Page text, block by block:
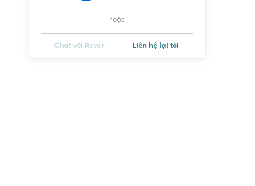
hoặc
Chat với Rever Liên hệ lại tôi